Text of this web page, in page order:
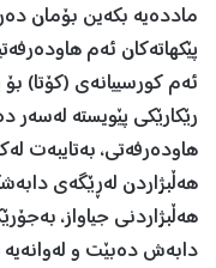
ماددەیە بكەین بۆمان
پێكهاتەكان ئەم
ئەم كورسییانەی (كۆتا) بۆ
رێكارێكی پێویستە لەسەر
هاودەرفەتی، بەتایبەت
هەڵبژاردن لەڕێگەی
هەڵبژاردنی جیاواز،
دابەش دەبێت و